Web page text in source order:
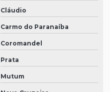
Cláudio
Carmo do Paranaíba
Coromandel
Prata
Mutum